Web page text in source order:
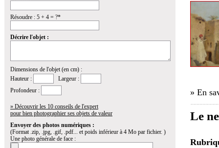
Résoudre : 5 + 4 = ?*
Décrire l'objet :
Dimensions de l'objet (en cm) :
Hauteur :
Largeur :
Profondeur :
» Découvrir les 10 conseils de l'expert
pour bien photographier ses objets de valeur
Envoyer des photos numériques :
(Format .zip, .jpg, .gif, .pdf... et poids inférieur à 4 Mo par fichier. )
Une photo générale de face :
» En
Le